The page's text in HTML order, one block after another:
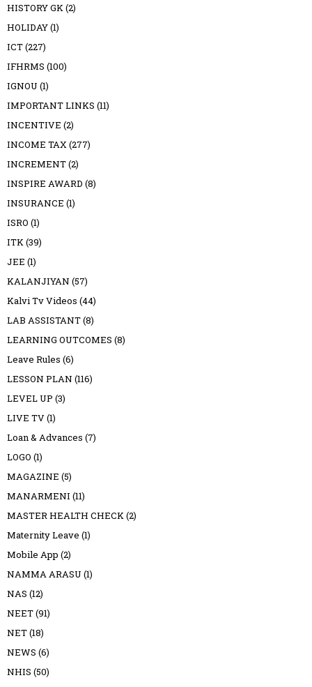
HISTORY GK(2)
HOLIDAY(1)
ICT(227)
IFHRMS (100)
IGNOU (1)
IMPORTANT LINKS (11)
INCENTIVE (2)
INCOME TAX(277)
INCREMENT(2)
INSPIRE AWARD (8)
INSURANCE (1)
ISRO (1)
ITK(39)
JEE (1)
KALANJIYAN (57)
Kalvi Tv Videos (44)
LAB ASSISTANT(8)
LEARNING OUTCOMES (8)
Leave Rules (6)
LESSON PLAN (116)
LEVEL UP (3)
LIVE TV(1)
Loan & Advances (7)
LOGO (1)
MAGAZINE (5)
MANARMENI (11)
MASTER HEALTH CHECK(2)
Maternity Leave (1)
Mobile App (2)
NAMMA ARASU (1)
NAS (12)
NEET(91)
NET(18)
NEWS (6)
NHIS (50)